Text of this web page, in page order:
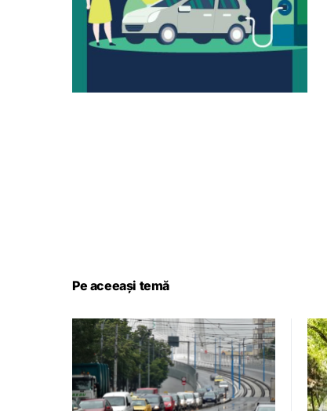
Pe aceeași temă